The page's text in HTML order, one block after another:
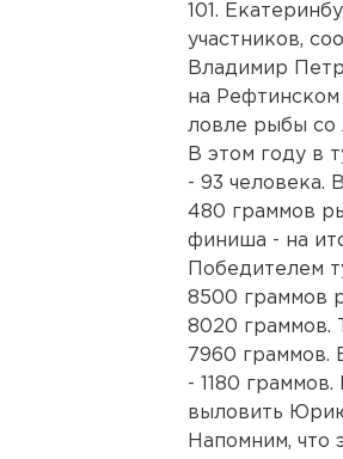
101.
участников,
Владимир
на
ловле рыбы со
В этом году в
- 93 человека.
480 граммов
финиша - на
Победителем
8500 граммов
8020 граммов.
7960 граммов.
- 1180
выловить
Напомним, что